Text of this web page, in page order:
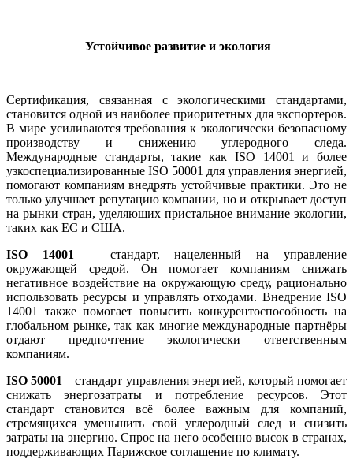
Устойчивое развитие и экология
Сертификация, связанная с экологическими стандартами,
становится одной из наиболее приоритетных для экспортеров.
В мире усиливаются требования к экологически безопасному
производству и снижению углеродного следа.
Международные стандарты, такие как ISO 14001 и более
узкоспециализированные ISO 50001 для управления энергией,
помогают компаниям внедрять устойчивые практики. Это не
только улучшает репутацию компании, но и открывает доступ
на рынки стран, уделяющих пристальное внимание экологии,
таких как ЕС и США.
ISO 14001
– стандарт, нацеленный на управление
окружающей средой. Он помогает компаниям снижать
негативное воздействие на окружающую среду, рационально
использовать ресурсы и управлять отходами. Внедрение ISO
14001 также помогает повысить конкурентоспособность на
глобальном рынке, так как многие международные партнёры
отдают предпочтение экологически ответственным
компаниям.
ISO 50001 – стандарт управления энергией, который помогает
снижать энергозатраты и потребление ресурсов. Этот
стандарт становится всё более важным для компаний,
стремящихся уменьшить свой углеродный след и снизить
затраты на энергию. Спрос на него особенно высок в странах,
поддерживающих Парижское соглашение по климату.